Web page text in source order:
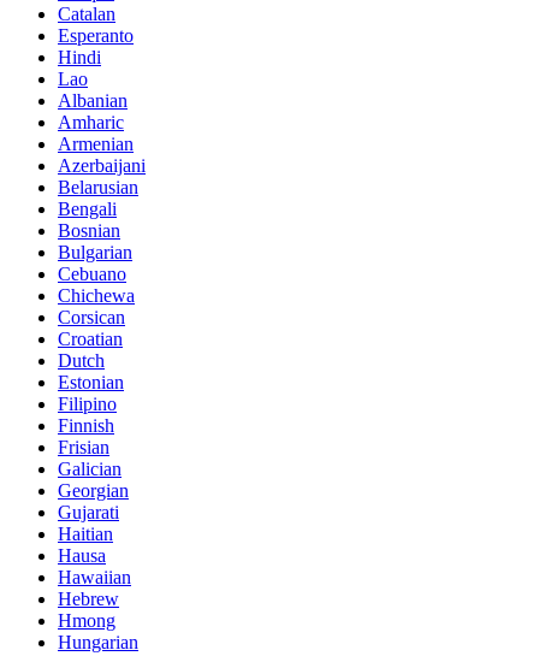
Catalan
Esperanto
Hindi
Lao
Albanian
Amharic
Armenian
Azerbaijani
Belarusian
Bengali
Bosnian
Bulgarian
Cebuano
Chichewa
Corsican
Croatian
Dutch
Estonian
Filipino
Finnish
Frisian
Galician
Georgian
Gujarati
Haitian
Hausa
Hawaiian
Hebrew
Hmong
Hungarian